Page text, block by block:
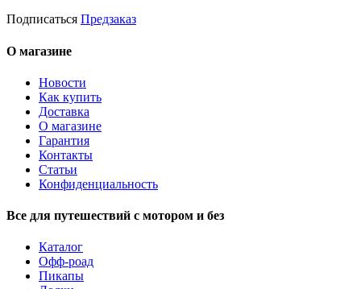
Подписаться Предзаказ
О магазине
Новости
Как купить
Доставка
О магазине
Гарантия
Контакты
Статьи
Конфиденциальность
Все для путешествий с мотором и без
Каталог
Офф-роад
Пикапы